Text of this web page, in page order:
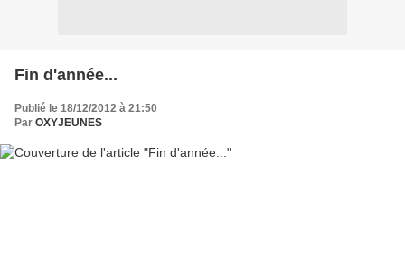
Fin d'année...
Publié le 18/12/2012 à 21:50
Par OXYJEUNES